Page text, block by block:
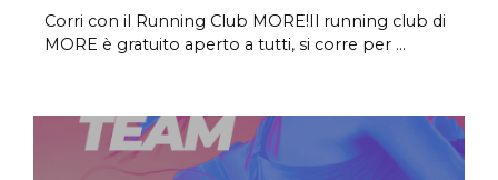
Corri con il Running Club MORE!Il running club di
MORE è gratuito aperto a tutti, si corre per ...